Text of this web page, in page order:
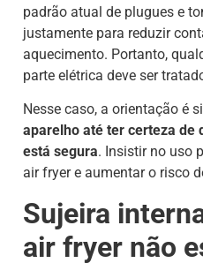
padrão atual de plugues e
justamente para reduzir
aquecimento. Portanto,
parte elétrica deve ser
Nesse caso, a orientação é
aparelho até ter certeza de
está segura. Insistir no uso
air fryer e aumentar o risco
Sujeira
air fryer não